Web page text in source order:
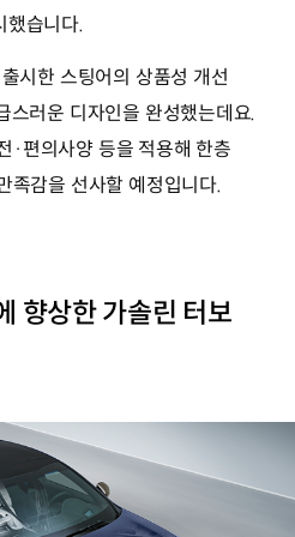
했습니다.
시한 스팅어의 상품성 개선
스러운 디자인을 완성했는데요.
·편의사양 등을 적용해 한층
족감을 선사할 예정입니다.
향상한 가솔린 터보